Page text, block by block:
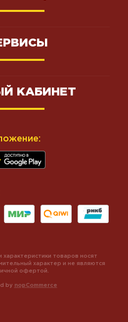
КАБИНЕТ
by nopCommerce
товаров носят
характер и не являются
офертой.